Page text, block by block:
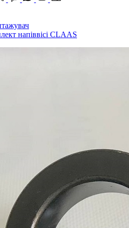
напіввісі CLAAS